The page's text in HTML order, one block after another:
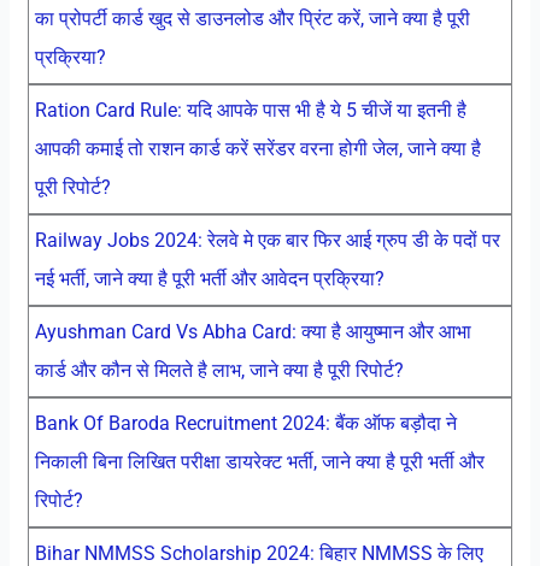
का प्रोपर्टी कार्ड खुद से डाउनलोड और प्रिंट करें, जाने क्या है पूरी
प्रक्रिया?
Ration Card Rule: यदि आपके पास भी है ये 5 चीजें या इतनी है
आपकी कमाई तो राशन कार्ड करें सरेंडर वरना होगी जेल, जाने क्या है
पूरी रिपोर्ट?
Railway Jobs 2024: रेलवे मे एक बार फिर आई ग्रुप डी के पदों पर
नई भर्ती, जाने क्या है पूरी भर्ती और आवेदन प्रक्रिया?
Ayushman Card Vs Abha Card: क्या है आयुष्मान और आभा
कार्ड और कौन से मिलते है लाभ, जाने क्या है पूरी रिपोर्ट?
Bank Of Baroda Recruitment 2024: बैंक ऑफ बड़ौदा ने
निकाली बिना लिखित परीक्षा डायरेक्ट भर्ती, जाने क्या है पूरी भर्ती और
रिपोर्ट?
Bihar NMMSS Scholarship 2024: बिहार NMMSS के लिए